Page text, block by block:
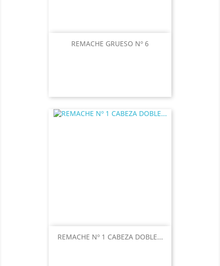
REMACHE GRUESO Nº 6
REMACHE Nº 1 CABEZA DOBLE...